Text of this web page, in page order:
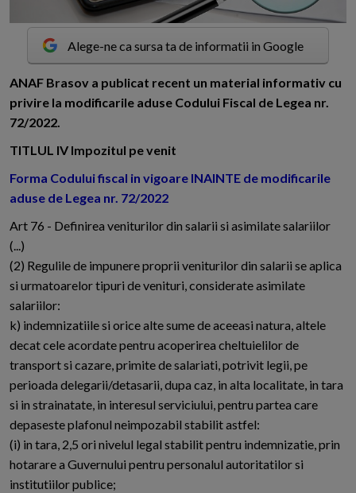
Alege-ne ca sursa ta de informatii in Google
ANAF Brasov a publicat recent un material informativ cu
privire la modificarile aduse Codului Fiscal de Legea nr.
72/2022.
TITLUL IV Impozitul pe venit
Forma Codului fiscal in vigoare INAINTE de modificarile
aduse de Legea nr. 72/2022
Art 76 - Definirea veniturilor din salarii si asimilate salariilor
(...)
(2) Regulile de impunere proprii veniturilor din salarii se aplica
si urmatoarelor tipuri de venituri, considerate asimilate
salariilor:
k) indemnizatiile si orice alte sume de aceeasi natura, altele
decat cele acordate pentru acoperirea cheltuielilor de
transport si cazare, primite de salariati, potrivit legii, pe
perioada delegarii/detasarii, dupa caz, in alta localitate, in tara
si in strainatate, in interesul serviciului, pentru partea care
depaseste plafonul neimpozabil stabilit astfel:
(i) in tara, 2,5 ori nivelul legal stabilit pentru indemnizatie, prin
hotarare a Guvernului pentru personalul autoritatilor si
institutiilor publice;